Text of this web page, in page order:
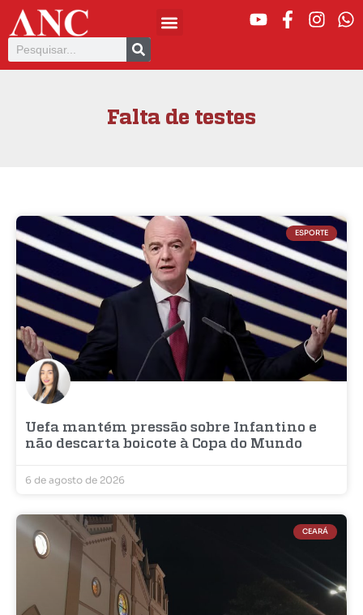
Falta de testes
ESPORTE
Uefa mantém pressão sobre Infantino e
não descarta boicote à Copa do Mundo
6 de agosto de 2026
CEARÁ